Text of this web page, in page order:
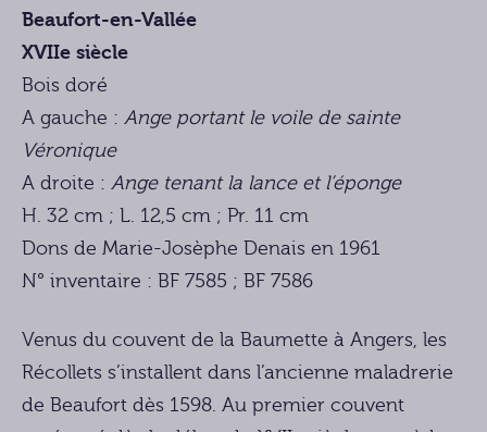
Beaufort-en-Vallée
XVIIe siècle
Bois doré
A gauche : Ange portant le voile de sainte
Véronique
A droite : Ange tenant la lance et l’éponge
H. 32 cm ; L. 12,5 cm ; Pr. 11 cm
Dons de Marie-Josèphe Denais en 1961
N° inventaire : BF 7585 ; BF 7586
Venus du couvent de la Baumette à Angers, les
Récollets s’installent dans l’ancienne maladrerie
de Beaufort dès 1598. Au premier couvent